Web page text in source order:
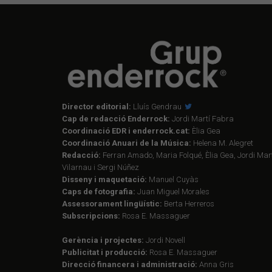
Director editorial: Lluís Gendrau
Cap de redacció Enderrock: Jordi Martí Fabra
Coordinació EDR i enderrock.cat: Èlia Gea
Coordinació Anuari de la Música: Helena M. Alegret
Redacció: Ferran Amado, Maria Folqué, Èlia Gea, Jordi
Vilarnau i Sergi Núñez
Disseny i maquetació: Manuel Cuyàs
Caps de fotografia: Juan Miguel Morales
Assessorament lingüístic: Berta Herreros
Subscripcions: Rosa E. Massaguer
Gerència i projectes: Jordi Novell
Publicitat i producció: Rosa E. Massaguer
Direcció financera i administració: Anna Gris